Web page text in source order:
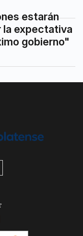
estarán
la expectativa
gobierno"